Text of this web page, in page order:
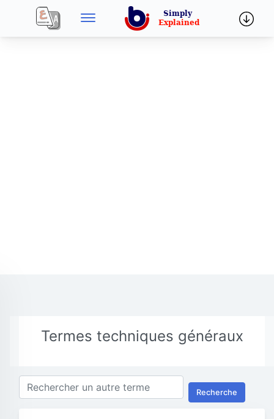
Termes techniques généraux
Recherche